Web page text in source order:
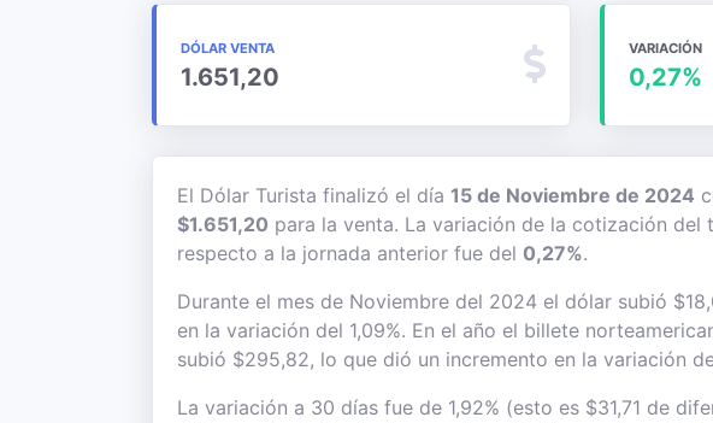
DÓLAR VENTA
1.651,20
VARIACIÓN
0,27%
El Dólar Turista finalizó el día 15 de Noviembre de 2024
$1.651,20 para la venta. La variación de la cotización del
respecto a la jornada anterior fue del 0,27%.
Durante el mes de Noviembre del 2024 el dólar subió
en la variación del 1,09%. En el año el billete
subió $295,82, lo que dió un incremento en la variación
La variación a 30 días fue de 1,92% (esto es $31,71 de